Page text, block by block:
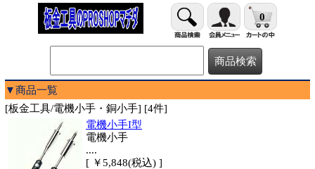
0
▼商品一覧
[板金工具/電機小手・銅小手] [4件]
電機小手I型
電機小手
....
[ ￥5,848(税込) ]